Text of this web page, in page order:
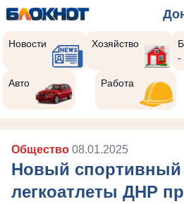
Новости Хозяйство
-
Авто Работа
Общество 08.01.2025
Новый
легкоатлеты ДНР